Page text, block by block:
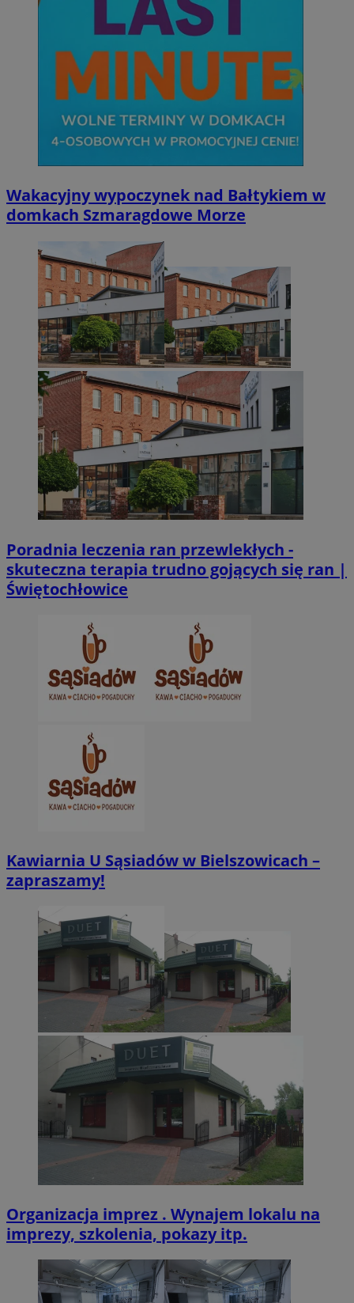
Wakacyjny wypoczynek nad Bałtykiem w
domkach Szmaragdowe Morze
Poradnia leczenia ran przewlekłych -
skuteczna terapia trudno gojących się ran |
Świętochłowice
Kawiarnia U Sąsiadów w Bielszowicach –
zapraszamy!
Organizacja imprez . Wynajem lokalu na
imprezy, szkolenia, pokazy itp.